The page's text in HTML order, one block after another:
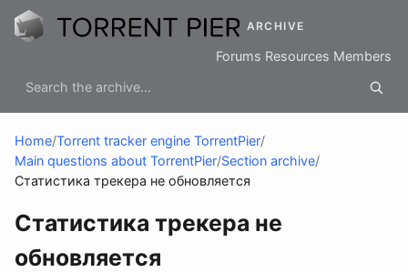
ARCHIVE
Forums Resources Members
Home/Torrent tracker engine TorrentPier/
Main questions about TorrentPier/Section archive/
Статистика трекера не обновляется
Статистика трекера не
обновляется